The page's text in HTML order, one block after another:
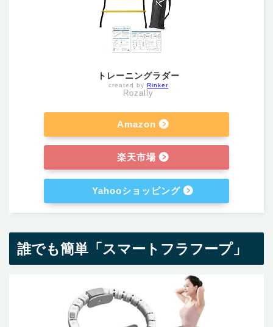
トレーニングラダー
created byRinker
Rozally
Amazon
楽天市場
Yahooショッピング
誰でも簡単「スマートフラフープ」